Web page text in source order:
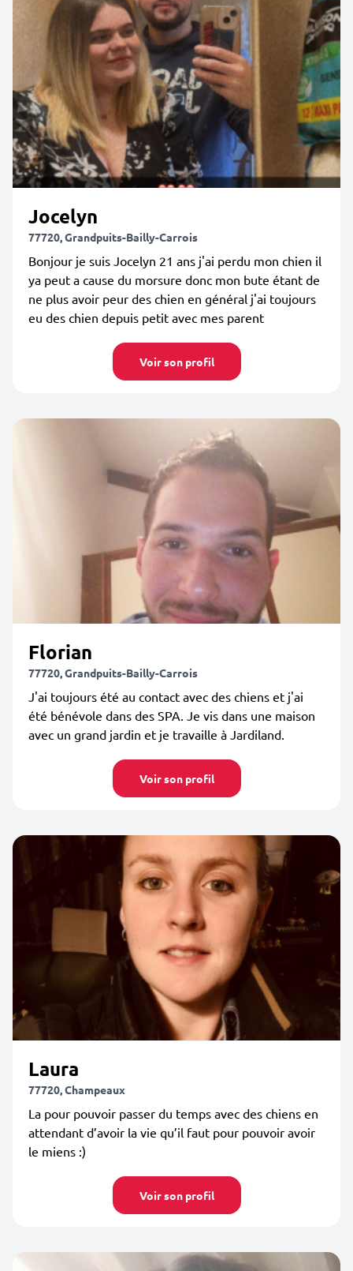
Jocelyn
77720, Grandpuits-Bailly-Carrois
Bonjour je suis Jocelyn 21 ans j'ai perdu mon chien il
ya peut a cause du morsure donc mon bute étant de
ne plus avoir peur des chien en général j'ai toujours
eu des chien depuis petit avec mes parent
Voir son profil
Florian
77720, Grandpuits-Bailly-Carrois
J'ai toujours été au contact avec des chiens et j'ai
été bénévole dans des SPA. Je vis dans une maison
avec un grand jardin et je travaille à Jardiland.
Voir son profil
Laura
77720, Champeaux
La pour pouvoir passer du temps avec des chiens en
attendant d’avoir la vie qu’il faut pour pouvoir avoir
le miens :)
Voir son profil